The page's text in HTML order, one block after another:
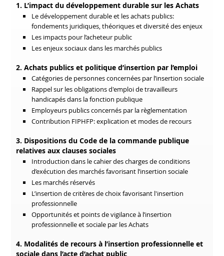
1. L’impact du développement durable sur les Achats
Le développement durable et les achats publics:
fondements juridiques, théoriques et diversité des enjeux
Les impacts pour l’acheteur public
Les enjeux sociaux dans les marchés publics
2. Achats publics et politique d’insertion par l’emploi
Catégoriesde personnes concernées par l’insertion sociale
Rappel sur les obligations d'emploi de travailleurs
handicapés dans la fonction publique
Employeurs publics concernés par la règlementation
Contribution FIPHFP: explication et modes de recours
3. Dispositions du Code de la commande publique
relatives aux clauses sociales
Introduction dans le cahier des charges de conditions
d’exécution des marchés favorisant l’insertion sociale
Les marchés réservés
L’insertion de critères de choix favorisant l'insertion
professionnelle
Opportunitéset points de vigilanceà l’insertion
professionnelle et sociale par les Achats
4. Modalités de recours à l’insertion professionnelle et
sociale dans l’acte d’achat public